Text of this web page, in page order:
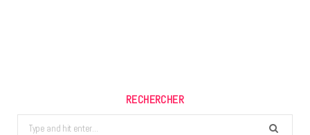
RECHERCHER
Search